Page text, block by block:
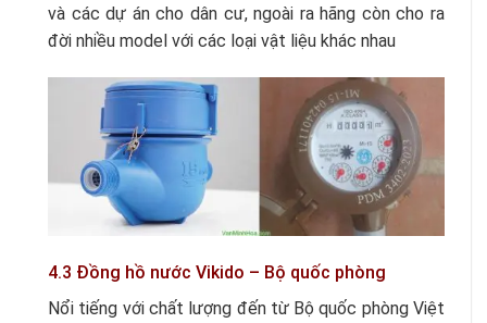
và các dự án cho dân cư, ngoài ra hãng còn cho ra
đời nhiều model với các loại vật liệu khác nhau
4.3 Đồng hồ nước Vikido – Bộ quốc phòng
Nổi tiếng với chất lượng đến từ Bộ quốc phòng Việt